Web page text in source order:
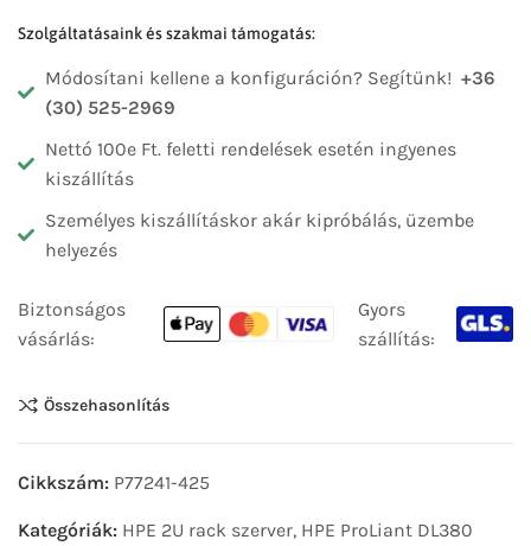
Szolgáltatásaink és szakmai támogatás:
Módosítani kellene a konfiguráción? Segítünk! +36
(30) 525-2969
Nettó 100e Ft. feletti rendelések esetén ingyenes
kiszállítás
Személyes kiszállításkor akár kipróbálás, üzembe
helyezés
Biztonságos
vásárlás:
Gyors
szállítás:
Összehasonlítás
Cikkszám: P77241-425
Kategóriák: HPE 2U rack szerver, HPE ProLiant DL380